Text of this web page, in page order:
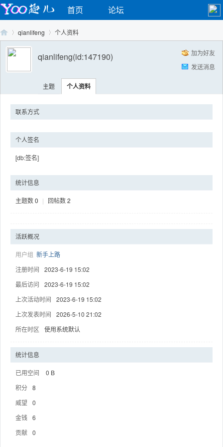
首页 论坛
Yo›
qianlifeng 个人资料
加为好友
发送消息
qianlifeng(id:147190)
主题 个人资料
联系方式
个人签名
[db:签名]
统计信息
主题数0 | 回帖数2
活跃概况
用户组 新手上路
注册时间
2023-6-19 15:02
最后访问
2023-6-19 15:02
上次活动时间
2023-6-19 15:02
上次发表时间
2026-5-10 21:02
所在时区
使用系统默认
统计信息
已用空间
0 B
积分 8
威望
0
金钱
6
贡献 0